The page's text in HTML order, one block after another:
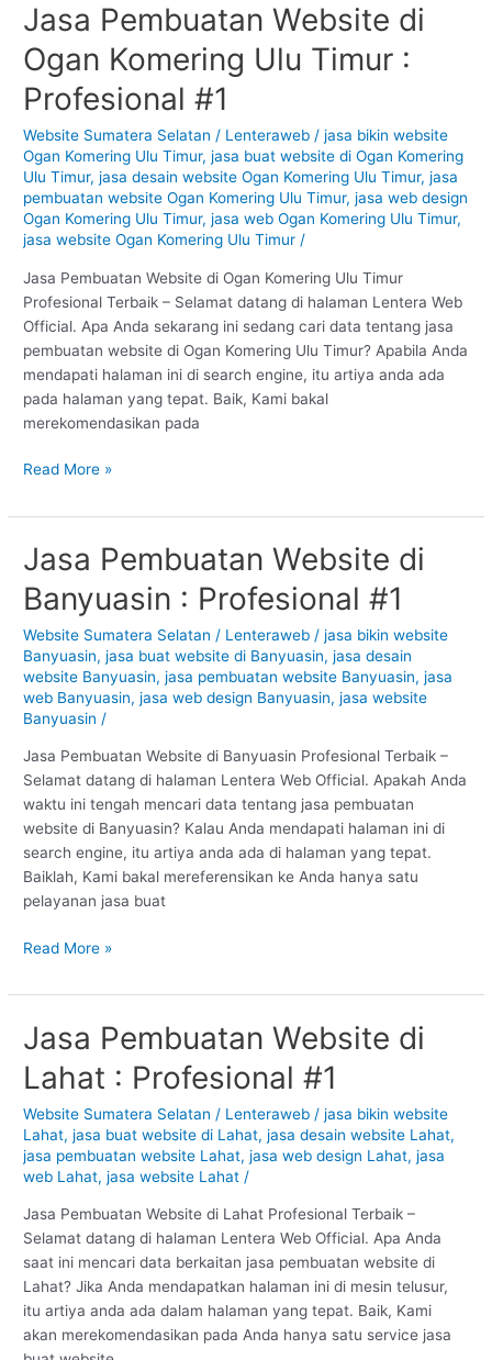
Jasa Pembuatan Website di
Ogan Komering Ulu Timur :
Profesional #1
Website Sumatera Selatan / Lenteraweb /jasa bikin website
Ogan Komering Ulu Timur,jasa buat website di Ogan Komering
Ulu Timur,jasa desain website Ogan Komering Ulu Timur,jasa
pembuatan website Ogan Komering Ulu Timur,jasa web design
Ogan Komering Ulu Timur,jasa web Ogan Komering Ulu Timur,
jasa website Ogan Komering Ulu Timur /
Jasa Pembuatan Website di Ogan Komering Ulu Timur
Profesional Terbaik – Selamat datang di halaman Lentera Web
Official. Apa Anda sekarang ini sedang cari data tentang jasa
pembuatan website di Ogan Komering Ulu Timur? Apabila Anda
mendapati halaman ini di search engine, itu artiya anda ada
pada halaman yang tepat. Baik, Kami bakal
merekomendasikan pada
Jasa
Pembuatan
Website
di
Ogan
Komering
Ulu
Timur
:
Profesional
#1
Read More »
Jasa Pembuatan Website di
Banyuasin : Profesional #1
Website Sumatera Selatan / Lenteraweb /jasa bikin website
Banyuasin,jasa buat website di Banyuasin,jasa desain
website Banyuasin,jasa pembuatan website Banyuasin,jasa
web Banyuasin,jasa web design Banyuasin,jasa website
Banyuasin /
Jasa Pembuatan Website di Banyuasin Profesional Terbaik –
Selamat datang di halaman Lentera Web Official. Apakah Anda
waktu ini tengah mencari data tentang jasa pembuatan
website di Banyuasin? Kalau Anda mendapati halaman ini di
search engine, itu artiya anda ada di halaman yang tepat.
Baiklah, Kami bakal mereferensikan ke Anda hanya satu
pelayanan jasa buat
Jasa
Pembuatan
Website
Banyuasin
:
Profesional
#1
Read More »
Jasa Pembuatan Website di
Lahat : Profesional #1
Website Sumatera Selatan / Lenteraweb /jasa bikin website
Lahat,jasa buat website di Lahat,jasa desain website Lahat,
jasa pembuatan website Lahat,jasa web design Lahat,jasa
web Lahat,jasa website Lahat /
Jasa Pembuatan Website di Lahat Profesional Terbaik –
Selamat datang di halaman Lentera Web Official. Apa Anda
saat ini mencari data berkaitan jasa pembuatan website di
Lahat? Jika Anda mendapatkan halaman ini di mesin telusur,
itu artiya anda ada dalam halaman yang tepat. Baik, Kami
akan merekomendasikan pada Anda hanya satu service jasa
Jasa
Pembuatan
Website
Lahat
:
Profesional